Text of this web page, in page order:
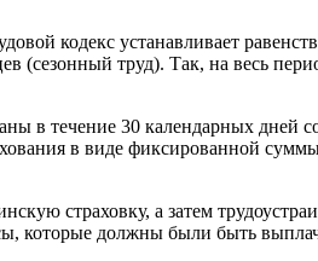
кодекс устанавливает
(сезонный труд). Так, на весь
в течение 30 календарных
в виде фиксиро­ванной
страховку, а затем
которые должны были быть